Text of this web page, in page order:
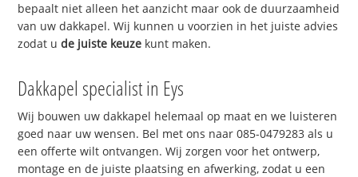
bepaalt niet alleen het aanzicht maar ook de duurzaamheid
van uw dakkapel. Wij kunnen u voorzien in het juiste advies
zodat ude juiste keuze kunt maken.
Dakkapel specialist in Eys
Wij bouwen uw dakkapel helemaal op maat en we luisteren
goed naar uw wensen. Bel met ons naar 085-0479283 als u
een offerte wilt ontvangen. Wij zorgen voor het ontwerp,
montage en de juiste plaatsing en afwerking, zodat u een